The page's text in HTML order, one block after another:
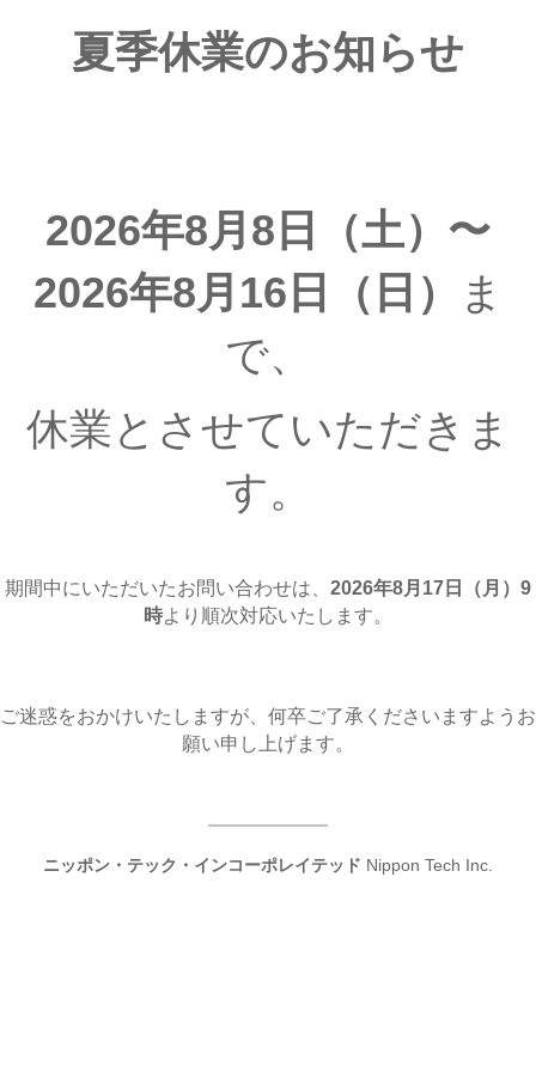
夏季休業のお知らせ
2026年8月8日（土）〜
2026年8月16日（日）
ま
で、
休業とさせていただきま
す。
期間中にいただいたお問い合わせは、 2026年8月17日（月 ）9
時より順次対応いたします。
ご迷惑をおかけいたしますが、何卒ご了承くださいますようお
願い申し上げます。
ニッポン・テック・インコーポレイテッド Nippon Tech Inc.